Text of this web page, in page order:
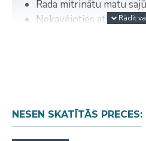
Rada mitrinātu matu
Nekavējoties atšķetina
porainu matu virsmu,
NESEN SKATĪTĀS PRECES: